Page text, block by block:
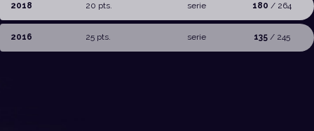
2018 20 pts. serie 180 / 264
2016 25 pts. serie 135/ 245